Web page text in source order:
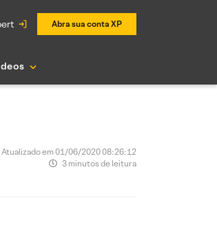
Abra sua conta XP
em 01/06/2020 08:26:12
3 minutos de leitura